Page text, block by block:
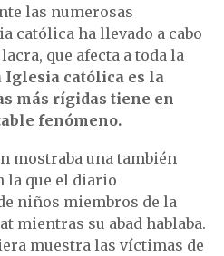
las numerosas
católica ha llevado a cabo
que afecta a toda la
Iglesia católica es la
más rígidas tiene en
fenómeno.
mostraba una también
la que el diario
niños miembros de la
mientras su abad hablaba.
muestra las víctimas de